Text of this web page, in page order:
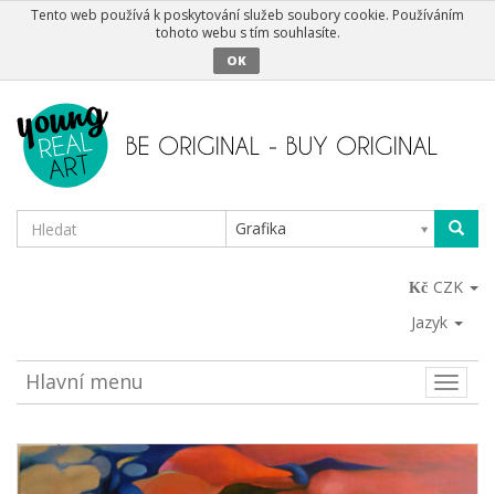
Tento web používá k poskytování služeb soubory cookie. Používáním
tohoto webu s tím souhlasíte.
OK
Grafika
CZK
Jazyk
Toggle
Hlavní menu